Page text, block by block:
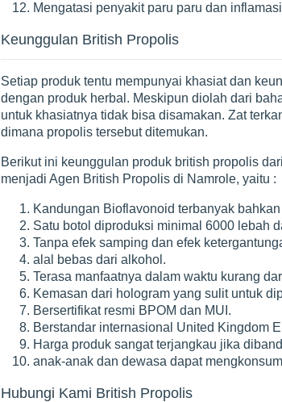
Mengatasi penyakit paru paru dan
Keunggulan British Propolis
Setiap produk tentu mempunyai khasiat dan
dengan produk herbal. Meskipun diolah dari
untuk khasiatnya tidak bisa disamakan. Zat
dimana propolis tersebut ditemukan.
Berikut ini keunggulan produk british propolis
menjadi Agen British Propolis di Namrole, yaitu :
Kandungan Bioflavonoid terbanyak
Satu botol diproduksi minimal 6000 lebah
Tanpa efek samping dan efek
alal bebas dari alkohol.
Terasa manfaatnya dalam waktu kurang
Kemasan dari hologram yang sulit untuk
Bersertifikat resmi BPOM dan MUI.
Berstandar internasional United Kingdom
Harga produk sangat terjangkau jika
anak-anak dan dewasa dapat
Hubungi Kami British Propolis